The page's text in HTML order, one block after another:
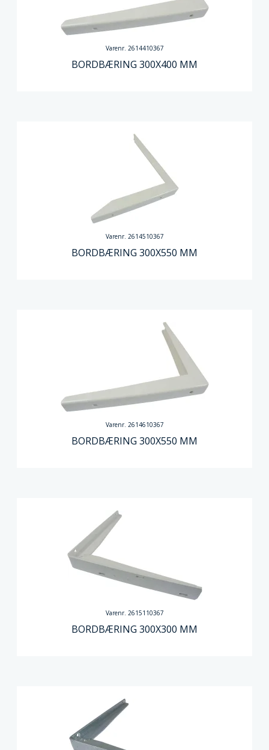
Varenr. 2614410367
BORDBÆRING 300X400 MM
Varenr. 2614510367
BORDBÆRING 300X550 MM
Varenr. 2614610367
BORDBÆRING 300X550 MM
Varenr. 2615110367
BORDBÆRING 300X300 MM